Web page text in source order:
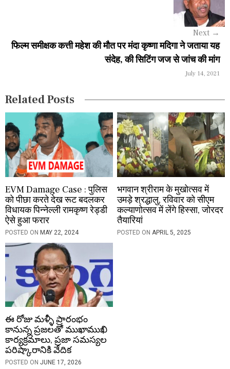
a
o
n
Next →
फिल्म समीक्षक कत्ती महेश की मौत पर मंदा कृष्णा मदिगा ने जताया यह
संदेह, की सिटिंग जज से जांच की मांग
July 14, 2021
Related Posts
EVM Damage Case : पुलिस
को पीछा करते देख रूट बदलकर
विधायक पिन्नेल्ली रामकृष्ण रेड्डी
ऐसे हुआ फरार
POSTED ON MAY 22, 2024
भगवान श्रीराम के मुखोत्सव में
उमड़े श्रद्धालु, रविवार को सीएम
कल्याणोत्सव में लेंगे हिस्सा, जोरदर
तैयारियां
POSTED ONAPRIL 5, 2025
ఈ రోజు మళ్ళీ ప్రారంభం
కానున్న ప్రజలతో ముఖాముఖి
కార్యక్రమాలు, ప్రజా సమస్యల
పరిష్కారానికి వేదిక
POSTED ON JUNE 17, 2026